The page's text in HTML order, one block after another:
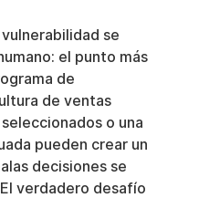
se
el punto más
de
de ventas
o una
pueden crear un
decisiones se
verdadero desafío